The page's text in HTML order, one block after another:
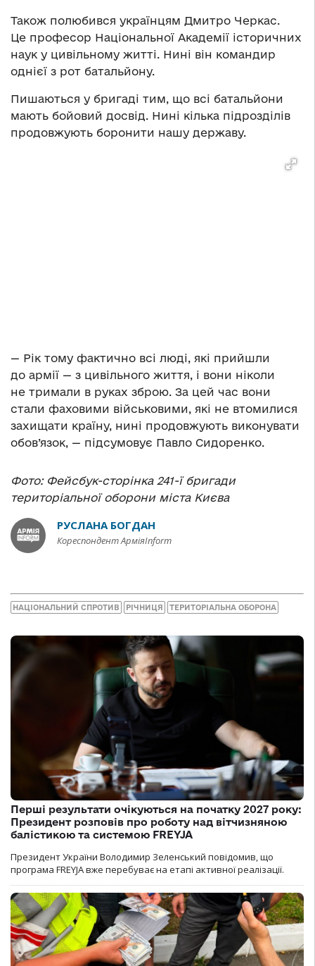
Також полюбився українцям Дмитро Черкас.
Це професор Національної Академії історичних
наук у цивільному житті. Нині він командир
однієї з рот батальйону.
Пишаються у бригаді тим, що всі батальйони
мають бойовий досвід. Нині кілька підрозділів
продовжують боронити нашу державу.
— Рік тому фактично всі люді, які прийшли
до армії — з цивільного життя, і вони ніколи
не тримали в руках зброю. За цей час вони
стали фаховими військовими, які не втомилися
захищати країну, нині продовжують виконувати
обов’язок, — підсумовує Павло Сидоренко.
Фото: Фейсбук-сторінка 241-ї бригади
територіальної оборони міста Києва
РУСЛАНА БОГДАН
Кореспондент АрміяInform
НАЦІОНАЛЬНИЙ СПРОТИВ РІЧНИЦЯ ТЕРИТОРІАЛЬНА ОБОРОНА
Перші результати очікуються на початку 2027 року:
Президент розповів про роботу над вітчизняною
балістикою та системою FREYJA
Президент України Володимир Зеленський повідомив, що
програма FREYJA вже перебуває на етапі активної реалізації.